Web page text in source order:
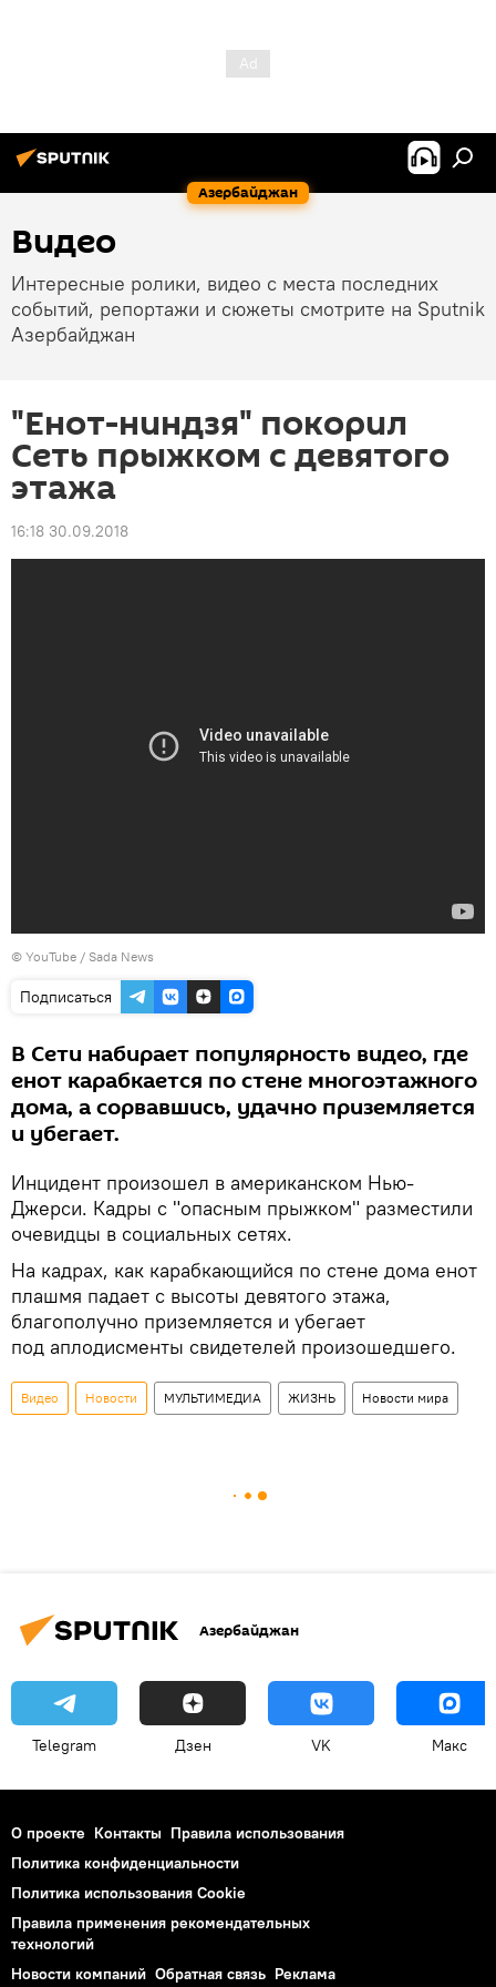
Азербайджан
Видео
Интересные ролики, видео с места последних
событий, репортажи и сюжеты смотрите на Sputnik
Азербайджан
"Енот-ниндзя" покорил
Сеть прыжком с девятого
этажа
16:18 30.09.2018
© YouTube / Sada News
Подписаться
В Сети набирает популярность видео, где
енот карабкается по стене многоэтажного
дома, а сорвавшись, удачно приземляется
и убегает.
Инцидент произошел в американском Нью-
Джерси. Кадры с "опасным прыжком" разместили
очевидцы в социальных сетях.
На кадрах, как карабкающийся по стене дома енот
плашмя падает с высоты девятого этажа,
благополучно приземляется и убегает
под аплодисменты свидетелей произошедшего.
Видео Новости МУЛЬТИМЕДИА ЖИЗНЬ Новости мира
Азербайджан
Telegram Дзен VK Макс
О проекте Контакты Правила использования
Политика конфиденциальности
Политика использования Cookie
Правила применения рекомендательных
технологий
Новости компаний Обратная связь Реклама